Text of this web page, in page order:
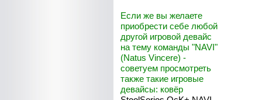
Если же вы желаете
приобрести себе любой
другой игровой девайс
на тему команды "NAVI"
(Natus Vincere) -
советуем просмотреть
также такие игровые
девайсы: ковёр